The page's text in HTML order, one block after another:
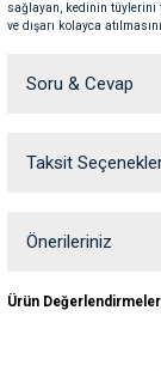
Su Kabları
sağlayan, kedinin tüylerini
ve dışarı kolayca
Soru & Cevap
Taksit
Önerileriniz
yetersiz gördüğünüz
Ürün